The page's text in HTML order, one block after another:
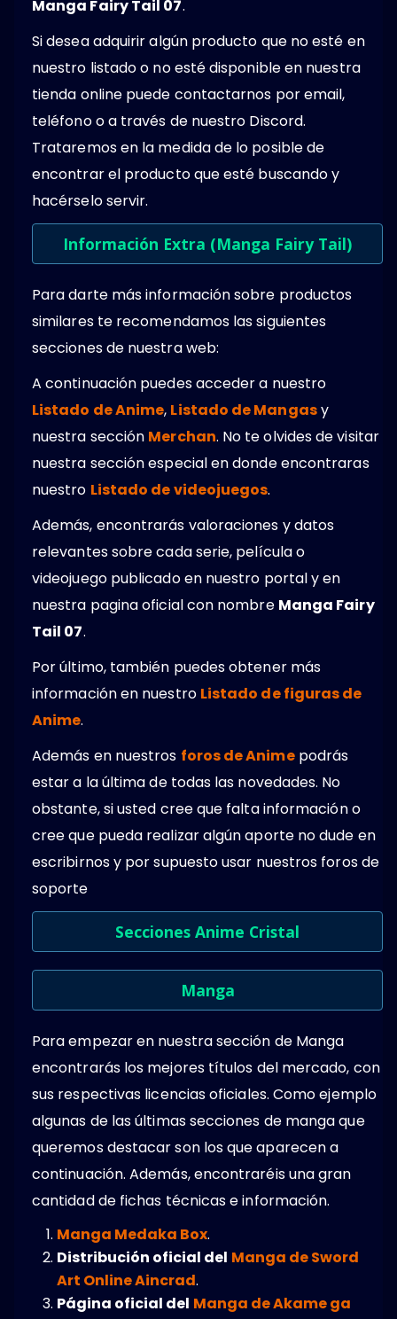
Manga Fairy Tail 07.
Si desea adquirir algún producto que no esté en
nuestro listado o no esté disponible en nuestra
tienda online puede contactarnos por email,
teléfono o a través de nuestro Discord.
Trataremos en la medida de lo posible de
encontrar el producto que esté buscando y
hacérselo servir.
Información Extra (Manga Fairy Tail)
Para darte más información sobre productos
similares te recomendamos las siguientes
secciones de nuestra web:
A continuación puedes acceder a nuestro
Listado de Anime, Listado de Mangasy
nuestra sección Merchan. No te olvides de visitar
nuestra sección especial en donde encontraras
nuestro Listado de videojuegos.
Además, encontrarás valoraciones y datos
relevantes sobre cada serie, película o
videojuego publicado en nuestro portal y en
nuestra pagina oficial con nombre Manga Fairy
Tail 07.
Por último, también puedes obtener más
información en nuestro Listado de figuras de
Anime.
Además en nuestros foros de Animepodrás
estar a la última de todas las novedades. No
obstante, si usted cree que falta información o
cree que pueda realizar algún aporte no dude en
escribirnos y por supuesto usar nuestros foros de
soporte
Secciones Anime Cristal
Manga
Para empezar en nuestra sección de Manga
encontrarás los mejores títulos del mercado, con
sus respectivas licencias oficiales. Como ejemplo
algunas de las últimas secciones de manga que
queremos destacar son los que aparecen a
continuación. Además, encontraréis una gran
cantidad de fichas técnicas e información.
Manga Medaka Box.
Distribución oficial del Manga de Sword
Art Online Aincrad.
Página oficial del Manga de Akame ga